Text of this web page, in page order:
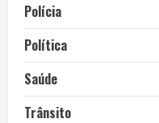
Polícia
Política
Saúde
Trânsito